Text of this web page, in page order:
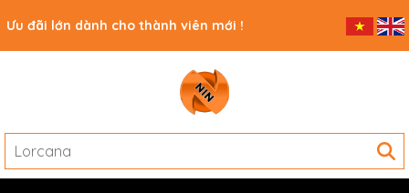
Ưu đãi lớn dành cho thành viên mới !